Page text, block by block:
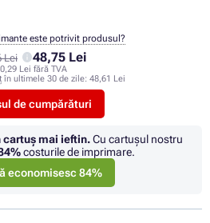
Lei 48,75 Lei
Lei fără TVA
în ultimele 30 de zile: 48,61 Lei
de cumpărături
este potrivit produsul?
cartuș mai ieftin.Cu cartuşul nostru
costurile de imprimare.
economisesc 84%